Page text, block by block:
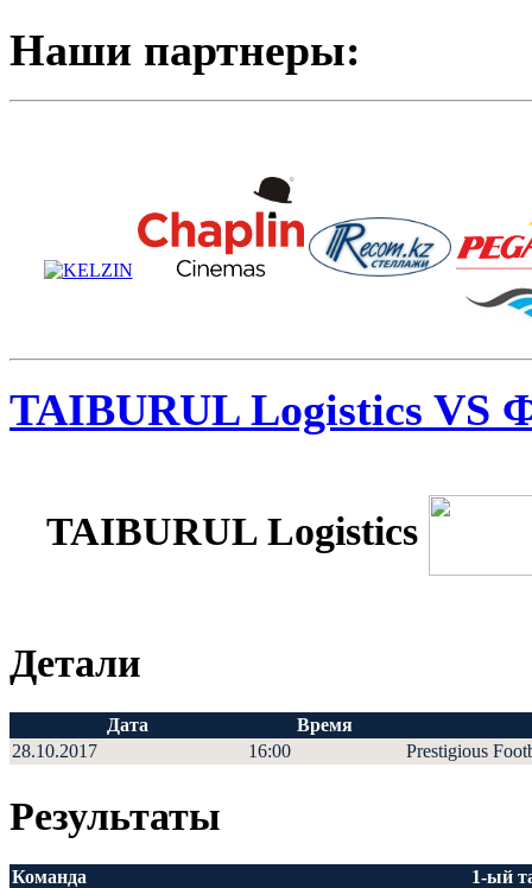
Наши партнеры:
TAIBURUL Logistics
TAIBURUL Logistics
Детали
Дата
Время
28.10.2017
16:00 Prestigious
Результаты
Команда 1-ый